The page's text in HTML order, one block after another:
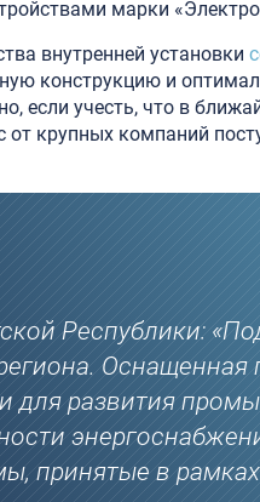
марки
внутренней установки
конструкцию и
если учесть, что в
от крупных компаний
Республики:
для развития
принятые в